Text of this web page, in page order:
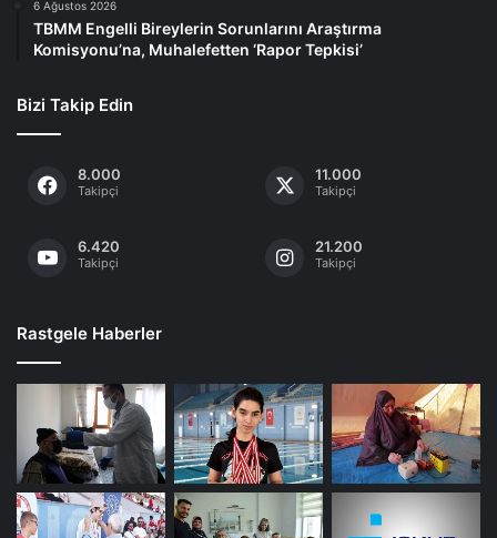
6 Ağustos 2026
TBMM Engelli Bireylerin Sorunlarını Araştırma
Komisyonu’na, Muhalefetten ‘Rapor Tepkisi’
Bizi Takip Edin
8.000
Takipçi
11.000
Takipçi
6.420
Takipçi
21.200
Takipçi
Rastgele Haberler